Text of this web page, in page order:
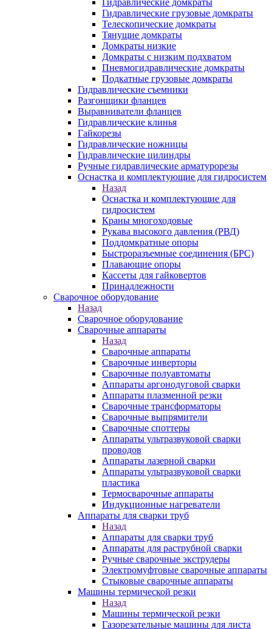
Гидравлические домкраты
Гидравлические грузовые домкраты
Телескопические домкраты
Тянущие домкраты
Домкраты низкие
Домкраты с низким подхватом
Пневмогидравлические домкраты
Подкатные грузовые домкраты
Гидравлические съемники
Разгонщики фланцев
Выравниватели фланцев
Гидравлические клинья
Гайкорезы
Гидравлические ножницы
Гидравлические цилиндры
Ручные гидравлические арматурорезы
Оснастка и комплектующие для гидросистем
Назад
Оснастка и комплектующие для
гидросистем
Краны многоходовые
Рукава высокого давления (РВД)
Поддомкратные опоры
Быстроразъемные соединения (БРС)
Плавающие опоры
Кассеты для гайковертов
Принадлежности
Сварочное оборудование
Назад
Сварочное оборудование
Сварочные аппараты
Назад
Сварочные аппараты
Сварочные инверторы
Сварочные полуавтоматы
Аппараты аргонодуговой сварки
Аппараты плазменной резки
Сварочные трансформаторы
Сварочные выпрямители
Сварочные споттеры
Аппараты ультразвуковой сварки
проводов
Аппараты лазерной сварки
Аппараты ультразвуковой сварки
пластика
Термосварочные аппараты
Индукционные нагреватели
Аппараты для сварки труб
Назад
Аппараты для сварки труб
Аппараты для раструбной сварки
Ручные сварочные экструдеры
Электромуфтовые сварочные аппараты
Стыковые сварочные аппараты
Машины термической резки
Назад
Машины термической резки
Газорезательные машины для листа